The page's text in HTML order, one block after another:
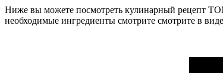
Ниже вы можете посмотреть кулинарный рецепт
необходимые ингредиенты смотрите смотрите в